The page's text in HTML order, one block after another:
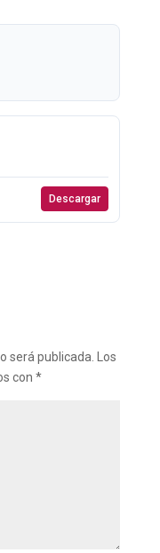
Descargar
será publicada.
Los
con *